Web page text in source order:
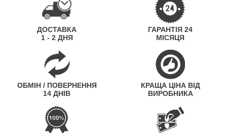
ДОСТАВКА
1 - 2 ДНЯ
ГАРАНТІЯ 24
МІСЯЦЯ
ОБМІН / ПОВЕРНЕННЯ
14 ДНІВ
КРАЩА ЦІНА ВІД
ВИРОБНИКА